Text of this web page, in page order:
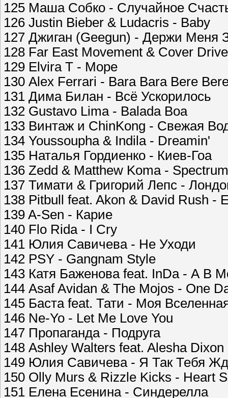
125 Маша Собко - Случайное
126 Justin Bieber & Ludacris - Baby
127 Джиган (Geegun) - Держи Меня
128 Far East Movement & Cover
129 Elvira T - Море
130 Alex Ferrari - Bara Bara Bere
131 Дима Билан - Всё Ускорилось
132 Gustavo Lima - Balada Boa
133 Винтаж и ChinKong - Свежая
134 Youssoupha & Indila - Dreamin'
135 Наталья Гордиенко - Киев-Гоа
136 Zedd & Matthew Koma - Spectrum
137 Тимати & Григорий Лепс -
138 Pitbull feat. Akon & David Rush -
139 A-Sen - Карие
140 Flo Rida - I Cry
141 Юлия Савичева - Не Уходи
142 PSY - Gangnam Style
143 Катя Баженова feat. InDa - А В
144 Asaf Avidan & The Mojos - One
145 Баста feat. Тати - Моя
146 Ne-Yo - Let Me Love You
147 Пропаганда - Подруга
148 Ashley Walters feat. Alesha Dixon
149 Юлия Савичева - Я Так Тебя
150 Olly Murs & Rizzle Kicks - Heart
151 Елена Есенина - Синдерелла